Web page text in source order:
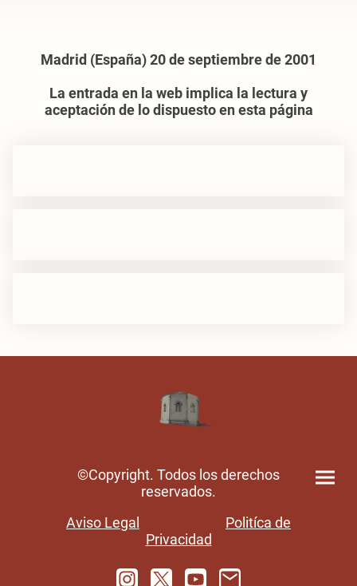
Madrid (España) 20 de septiembre de 2001
La entrada en la web implica la lectura y
aceptación de lo dispuesto en esta página
©Copyright. Todos los derechos
reservados.
Aviso Legal
Politíca de
Privacidad